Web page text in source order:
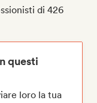
di 426
questi
loro la tua